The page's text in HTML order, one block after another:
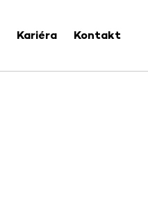
Kariéra Kontakt